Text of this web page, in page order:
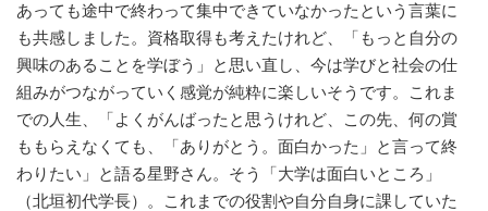
あっても途中で終わって集中できていなかったという言葉に
も共感しました。資格取得も考えたけれど、「もっと自分の
興味のあることを学ぼう」と思い直し、今は学びと社会の仕
組みがつながっていく感覚が純粋に楽しいそうです。これま
での人生、「よくがんばったと思うけれど、この先、何の賞
ももらえなくても、「ありがとう。面白かった」と言って終
わりたい」と語る星野さん。そう「大学は面白いところ」
（北垣初代学長）。これまでの役割や自分自身に課していた